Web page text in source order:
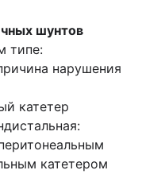
шунтов
типе:
нарушения
катетер
катетером